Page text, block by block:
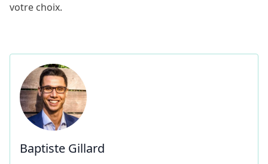
votre choix.
Baptiste Gillard